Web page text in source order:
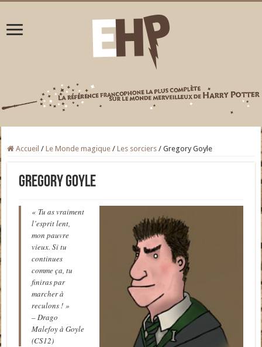
Accueil / Le Monde magique / Les sorciers / Gregory Goyle
Gregory Goyle
« Tu as vraiment
l’esprit lent,
mon pauvre
vieux. Si tu
continues
comme ça, tu
finiras par
marcher à
reculons ! »
– Drago
Malefoy à Goyle
(CS12)